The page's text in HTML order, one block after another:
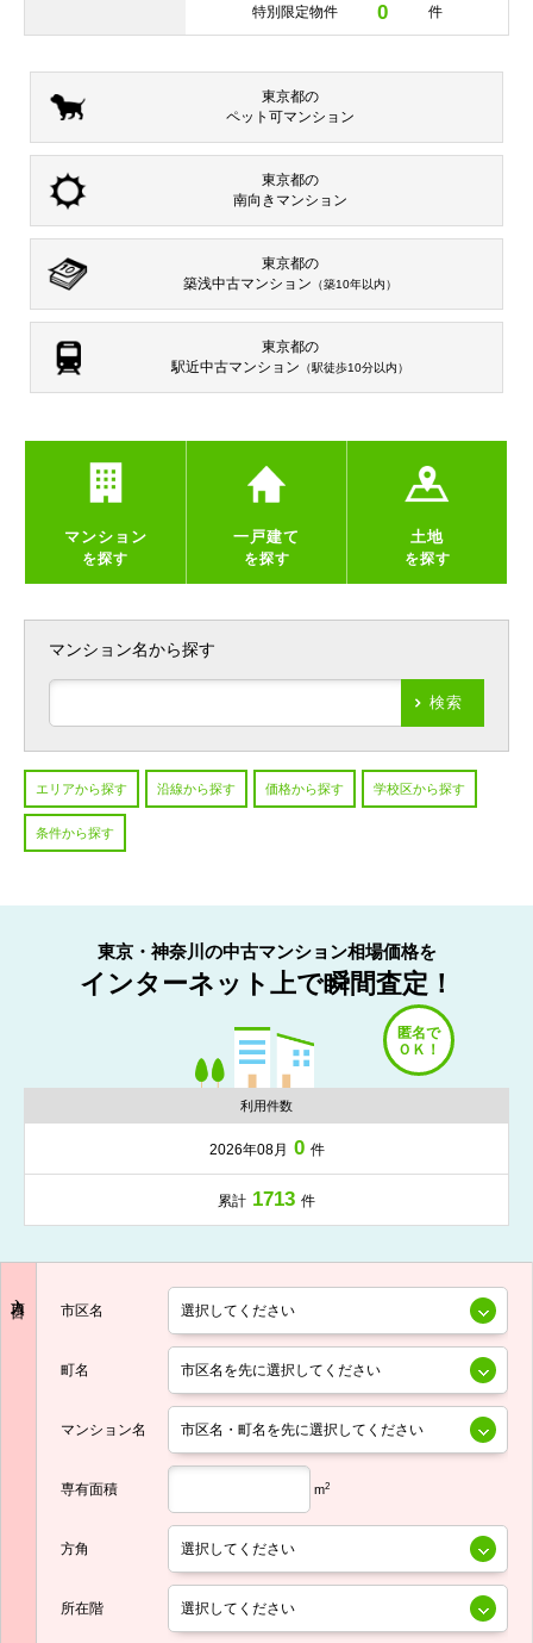
特別限定物件 0 件
東京都の
ペット可マンション
東京都の
南向き マンション
東京都の
築浅中古マンション （築10年以内）
東京都の
駅近中古マンション （駅徒歩10分以内）
マンション
を探す
一戸建て
を探す
土地
を探す
マンション名から探す
検索
エリアから探す 沿線から探す 価格から探す 学校区から探す
条件から探す
東京・神奈川の中古マンション相場価格を
インターネット上で瞬間査定！
利用件数
2026年08月 0 件
累計 1713 件
市区名
町名
マンション名
専有面積 m2
方角
所在階